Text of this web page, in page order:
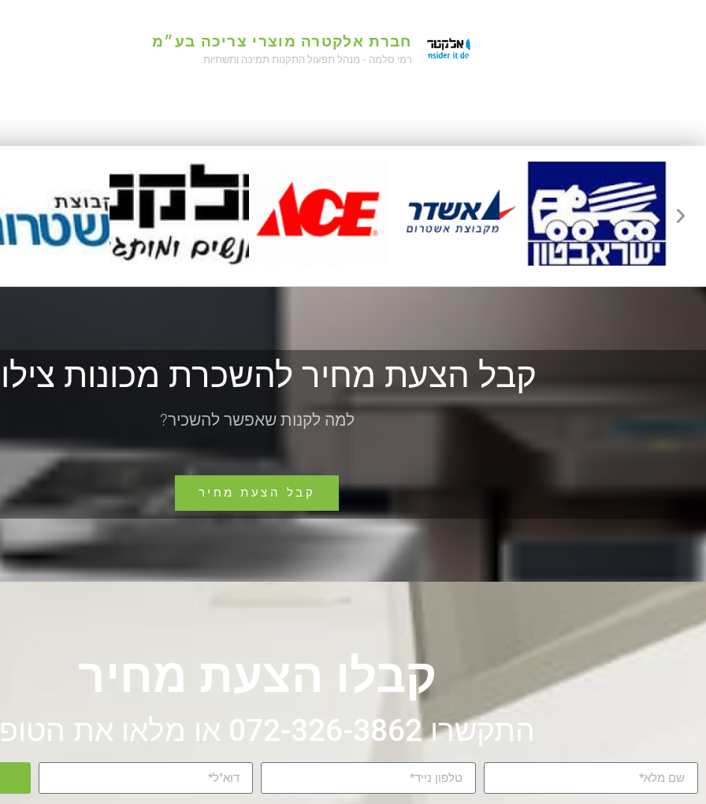
חברת אלקטרה מוצרי צריכה בע״מ
רמי סלמה - מנהל תפעול התקנות תמיכה ותשתיות
קבל הצעת מחיר להשכרת מכונות
למה לקנות שאפשר להשכיר?
קבל הצעת מחיר
קבלו הצעת מחיר
התקשרו 072-326-3862 או מלאו את הטופס